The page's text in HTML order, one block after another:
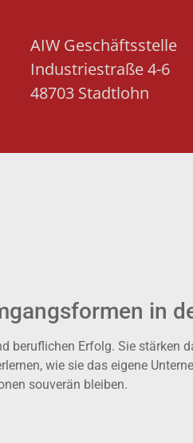
AIW Geschäftsstelle
Industriestraße 4-6
48703 Stadtlohn
in
beruflichen Erfolg. Sie stärken
wie sie das eigene
souverän bleiben.